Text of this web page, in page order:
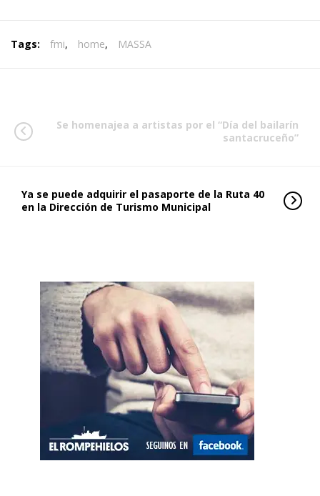
Tags: fmi, home, MASSA
Se homenajea a artistas por el “Día del bailarín
santacruceño”
Ya se puede adquirir el pasaporte de la Ruta 40
en la Dirección de Turismo Municipal